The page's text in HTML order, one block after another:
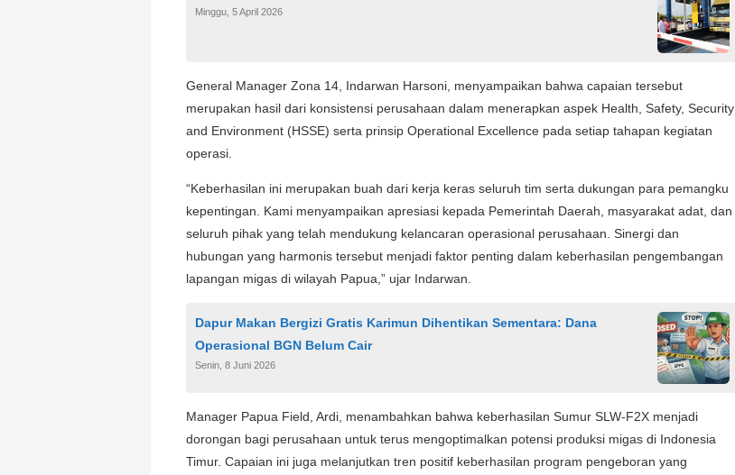
Minggu, 5 April 2026
General Manager Zona 14, Indarwan Harsoni, menyampaikan bahwa capaian tersebut
merupakan hasil dari konsistensi perusahaan dalam menerapkan aspek Health, Safety, Security
and Environment (HSSE) serta prinsip Operational Excellence pada setiap tahapan kegiatan
operasi.
“Keberhasilan ini merupakan buah dari kerja keras seluruh tim serta dukungan para pemangku
kepentingan. Kami menyampaikan apresiasi kepada Pemerintah Daerah, masyarakat adat, dan
seluruh pihak yang telah mendukung kelancaran operasional perusahaan. Sinergi dan
hubungan yang harmonis tersebut menjadi faktor penting dalam keberhasilan pengembangan
lapangan migas di wilayah Papua,” ujar Indarwan.
Dapur Makan Bergizi Gratis Karimun Dihentikan Sementara: Dana
Operasional BGN Belum Cair
Senin, 8 Juni 2026
Manager Papua Field, Ardi, menambahkan bahwa keberhasilan Sumur SLW-F2X menjadi
dorongan bagi perusahaan untuk terus mengoptimalkan potensi produksi migas di Indonesia
Timur. Capaian ini juga melanjutkan tren positif keberhasilan program pengeboran yang